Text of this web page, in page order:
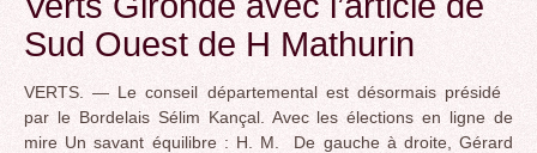
Sud Ouest de H Mathurin
VERTS. — Le conseil départemental est désormais présidé
par le Bordelais Sélim Kançal. Avec les élections en ligne de
mire Un savant équilibre : H. M. De gauche à droite, Gérard